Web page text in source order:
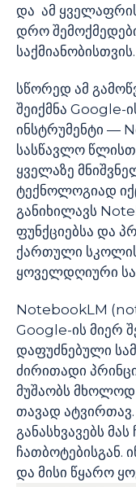
და ამ
დრო
საქმიანობისთვის.
სწორედ ამ
შეიქმნა Google-
ინსტრუმენტი —
სასწავლო
ყველაზე
ტექნოლოგიად
განიხილავს
ფუნქციებსა და
ქართული
ყოველდღიური
NotebookLM
Google-ის მიერ
დაფუძნებული
ძირითადი
მუშაობს
თავად
განასხვავებს
ჩათბოტებისგან.
და მისი წყარო